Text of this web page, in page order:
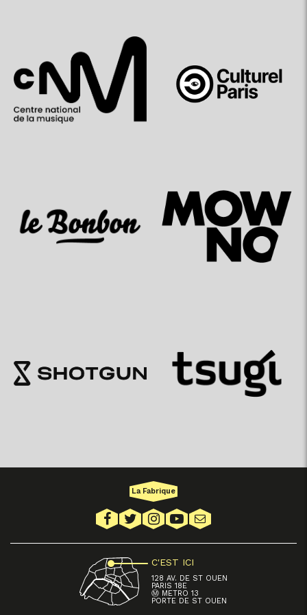
La Fabrique
C'EST ICI
128 AV. DE ST OUEN
PARIS 18E
Ⓜ METRO 13
PORTE DE ST OUEN